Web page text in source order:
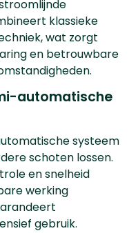
klassieke
wat zorgt
en betrouwbare
automatische
systeem
schoten lossen.
en snelheid
werking
gebruik.